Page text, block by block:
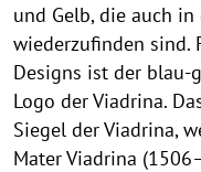
und Gelb, die auch
wiederzufinden sind.
Designs ist der blau-
Logo der Viadrina.
Siegel der Viadrina,
Mater Viadrina